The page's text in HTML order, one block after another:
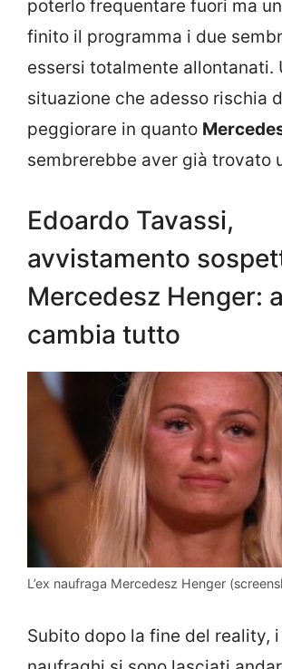
poterlo frequentare fuori ma
finito il programma i due
essersi totalmente allontanati.
situazione che adesso rischia
peggiorare in quanto
sembrerebbe aver già trovato
Edoardo Tavassi,
avvistamento
Mercedesz Henger:
cambia tutto
L’ex naufraga Mercedesz Henger
Subito dopo la fine del reality,